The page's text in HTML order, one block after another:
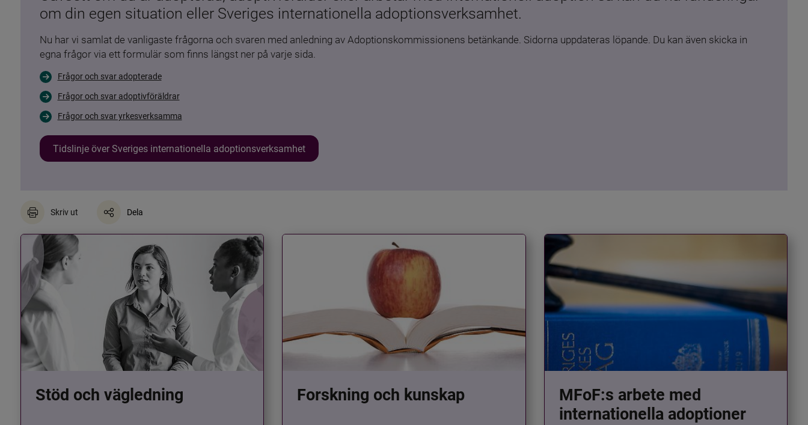
om din egen situation eller Sveriges internationella adoptionsverksamhet.
Nu har vi samlat de vanligaste frågorna och svaren med anledning av Adoptionskommissionens betänkande. Sidorna uppdateras löpande. Du kan även skicka in
egna frågor via ett formulär som finns längst ner på varje sida.
Frågor och svar adopterade
Frågor och svar adoptivföräldrar
Frågor och svar yrkesverksamma
Tidslinje över Sveriges internationella adoptionsverksamhet
Skriv ut Dela
Stöd och vägledning Forskning och kunskap
MFoF:s arbete med
internationella adoptioner